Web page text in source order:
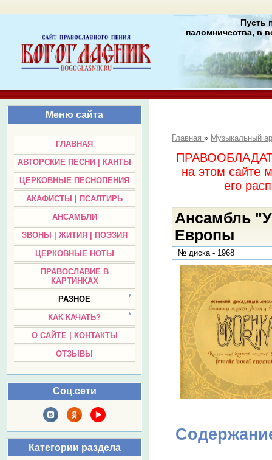
Пусть
паломничества, в
Меню сайта
ГЛАВНАЯ
АВТОРСКИЕ ПЕСНИ | КАНТЫ
ЦЕРКОВНЫЕ ПЕСНОПЕНИЯ
АКАФИСТЫ | ПСАЛТИРЬ
АНСАМБЛИ
ЗВОНЫ | ЖИТИЯ | ПОЭЗИЯ
ЦЕРКОВНЫЕ НОТЫ
ПРАВОСЛАВИЕ В
КАРТИНКАХ
РАЗНОЕ
КАК КАЧАТЬ?
О САЙТЕ | КОНТАКТЫ
ОТЗЫВЫ
Соц.сети
Категории раздела
Главная» Музыкальный
на этом сайте
его
Ансамбль
Европы
№ диска - 1968